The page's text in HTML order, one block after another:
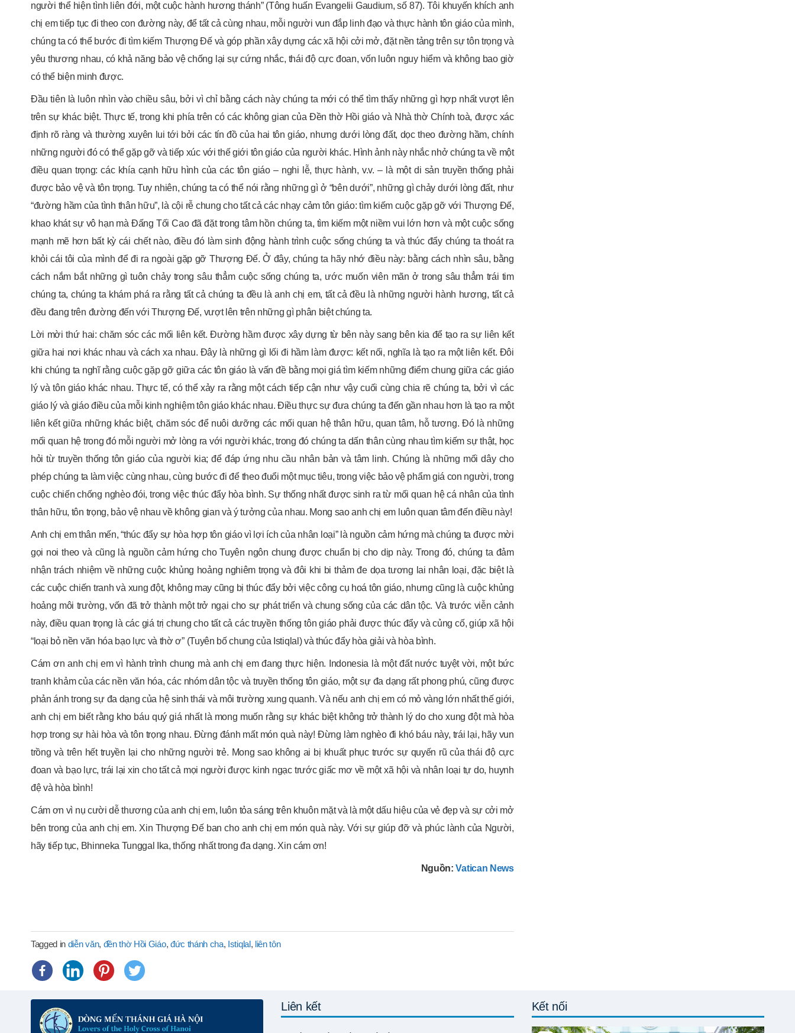
người thể hiện tình liên đới, một cuộc hành hương thánh” (Tông huấn Evangelii Gaudium, số 87). Tôi khuyến khích anh
chị em tiếp tục đi theo con đường này, để tất cả cùng nhau, mỗi người vun đắp linh đạo và thực hành tôn giáo của mình,
chúng ta có thể bước đi tìm kiếm Thượng Đế và góp phần xây dựng các xã hội cởi mở, đặt nền tảng trên sự tôn trọng và
yêu thương nhau, có khả năng bảo vệ chống lại sự cứng nhắc, thái độ cực đoan, vốn luôn nguy hiểm và không bao giờ
có thể biện minh được.
Đầu tiên là luôn nhìn vào chiều sâu, bởi vì chỉ bằng cách này chúng ta mới có thể tìm thấy những gì hợp nhất vượt lên
trên sự khác biệt. Thực tế, trong khi phía trên có các không gian của Đền thờ Hồi giáo và Nhà thờ Chính toà, được xác
định rõ ràng và thường xuyên lui tới bởi các tín đồ của hai tôn giáo, nhưng dưới lòng đất, dọc theo đường hầm, chính
những người đó có thể gặp gỡ và tiếp xúc với thế giới tôn giáo của người khác. Hình ảnh này nhắc nhở chúng ta về một
điều quan trọng: các khía cạnh hữu hình của các tôn giáo – nghi lễ, thực hành, v.v. – là một di sản truyền thống phải
được bảo vệ và tôn trọng. Tuy nhiên, chúng ta có thể nói rằng những gì ở “bên dưới”, những gì chảy dưới lòng đất, như
“đường hầm của tình thân hữu”, là cội rễ chung cho tất cả các nhạy cảm tôn giáo: tìm kiếm cuộc gặp gỡ với Thượng Đế,
khao khát sự vô hạn mà Đấng Tối Cao đã đặt trong tâm hồn chúng ta, tìm kiếm một niềm vui lớn hơn và một cuộc sống
mạnh mẽ hơn bất kỳ cái chết nào, điều đó làm sinh động hành trình cuộc sống chúng ta và thúc đẩy chúng ta thoát ra
khỏi cái tôi của mình để đi ra ngoài gặp gỡ Thượng Đế. Ở đây, chúng ta hãy nhớ điều này: bằng cách nhìn sâu, bằng
cách nắm bắt những gì tuôn chảy trong sâu thẳm cuộc sống chúng ta, ước muốn viên mãn ở trong sâu thẳm trái tim
chúng ta, chúng ta khám phá ra rằng tất cả chúng ta đều là anh chị em, tất cả đều là những người hành hương, tất cả
đều đang trên đường đến với Thượng Đế, vượt lên trên những gì phân biệt chúng ta.
Lời mời thứ hai: chăm sóc các mối liên kết. Đường hầm được xây dựng từ bên này sang bên kia để tạo ra sự liên kết
giữa hai nơi khác nhau và cách xa nhau. Đây là những gì lối đi hầm làm được: kết nối, nghĩa là tạo ra một liên kết. Đôi
khi chúng ta nghĩ rằng cuộc gặp gỡ giữa các tôn giáo là vấn đề bằng mọi giá tìm kiếm những điểm chung giữa các giáo
lý và tôn giáo khác nhau. Thực tế, có thể xảy ra rằng một cách tiếp cận như vậy cuối cùng chia rẽ chúng ta, bởi vì các
giáo lý và giáo điều của mỗi kinh nghiệm tôn giáo khác nhau. Điều thực sự đưa chúng ta đến gần nhau hơn là tạo ra một
liên kết giữa những khác biệt, chăm sóc để nuôi dưỡng các mối quan hệ thân hữu, quan tâm, hỗ tương. Đó là những
mối quan hệ trong đó mỗi người mở lòng ra với người khác, trong đó chúng ta dấn thân cùng nhau tìm kiếm sự thật, học
hỏi từ truyền thống tôn giáo của người kia; để đáp ứng nhu cầu nhân bản và tâm linh. Chúng là những mối dây cho
phép chúng ta làm việc cùng nhau, cùng bước đi để theo đuổi một mục tiêu, trong việc bảo vệ phẩm giá con người, trong
cuộc chiến chống nghèo đói, trong việc thúc đẩy hòa bình. Sự thống nhất được sinh ra từ mối quan hệ cá nhân của tình
thân hữu, tôn trọng, bảo vệ nhau về không gian và ý tưởng của nhau. Mong sao anh chị em luôn quan tâm đến điều này!
Anh chị em thân mến, “thúc đẩy sự hòa hợp tôn giáo vì lợi ích của nhân loại” là nguồn cảm hứng mà chúng ta được mời
gọi noi theo và cũng là nguồn cảm hứng cho Tuyên ngôn chung được chuẩn bị cho dịp này. Trong đó, chúng ta đảm
nhận trách nhiệm về những cuộc khủng hoảng nghiêm trọng và đôi khi bi thảm đe dọa tương lai nhân loại, đặc biệt là
các cuộc chiến tranh và xung đột, không may cũng bị thúc đẩy bởi việc công cụ hoá tôn giáo, nhưng cũng là cuộc khủng
hoảng môi trường, vốn đã trở thành một trở ngại cho sự phát triển và chung sống của các dân tộc. Và trước viễn cảnh
này, điều quan trọng là các giá trị chung cho tất cả các truyền thống tôn giáo phải được thúc đẩy và củng cố, giúp xã hội
“loại bỏ nền văn hóa bạo lực và thờ ơ” (Tuyên bố chung của Istiqlal) và thúc đẩy hòa giải và hòa bình.
Cám ơn anh chị em vì hành trình chung mà anh chị em đang thực hiện. Indonesia là một đất nước tuyệt vời, một bức
tranh khảm của các nền văn hóa, các nhóm dân tộc và truyền thống tôn giáo, một sự đa dạng rất phong phú, cũng được
phản ánh trong sự đa dạng của hệ sinh thái và môi trường xung quanh. Và nếu anh chị em có mỏ vàng lớn nhất thế giới,
anh chị em biết rằng kho báu quý giá nhất là mong muốn rằng sự khác biệt không trở thành lý do cho xung đột mà hòa
hợp trong sự hài hòa và tôn trọng nhau. Đừng đánh mất món quà này! Đừng làm nghèo đi khó báu này, trái lại, hãy vun
trồng và trên hết truyền lại cho những người trẻ. Mong sao không ai bị khuất phục trước sự quyến rũ của thái độ cực
đoan và bạo lực, trái lại xin cho tất cả mọi người được kinh ngạc trước giấc mơ về một xã hội và nhân loại tự do, huynh
đệ và hòa bình!
Cám ơn vì nụ cười dễ thương của anh chị em, luôn tỏa sáng trên khuôn mặt và là một dấu hiệu của vẻ đẹp và sự cởi mở
bên trong của anh chị em. Xin Thượng Đế ban cho anh chị em món quà này. Với sự giúp đỡ và phúc lành của Người,
hãy tiếp tục, Bhinneka Tunggal Ika, thống nhất trong đa dạng. Xin cám ơn!
Nguồn:Vatican News
Tagged in diễn văn, đền thờ Hồi Giáo, đức thánh cha, Istiqlal, liên tôn
Liên kết Kết nối